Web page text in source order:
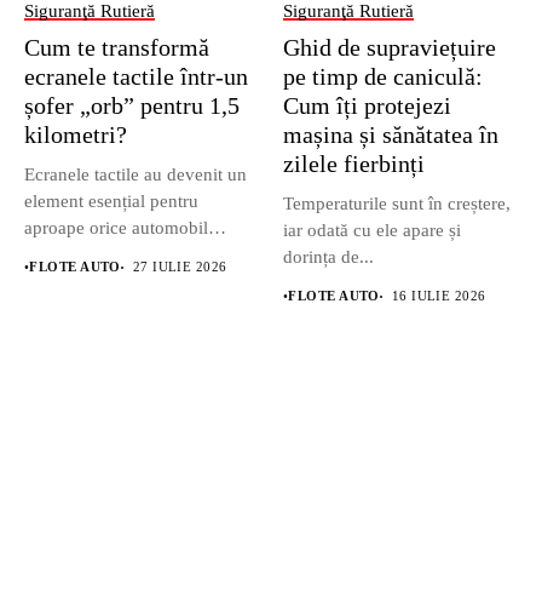
Siguranţă Rutieră
Cum te transformă
ecranele tactile într-un
șofer „orb” pentru 1,5
kilometri?
Ecranele tactile au devenit un
element esențial pentru
aproape orice automobil
•FLOTE AUTO 27 IULIE 2026
Siguranţă Rutieră
Ghid de supraviețuire
pe timp de caniculă:
Cum îți protejezi
mașina și sănătatea în
zilele fierbinți
Temperaturile sunt în creștere,
iar odată cu ele apare și
dorința de...
•FLOTE AUTO 16 IULIE 2026